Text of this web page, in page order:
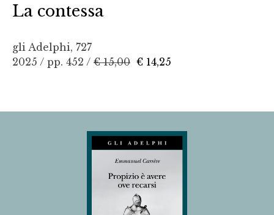
La contessa
gli Adelphi, 727
2025 / pp. 452 / € 15,00 € 14,25